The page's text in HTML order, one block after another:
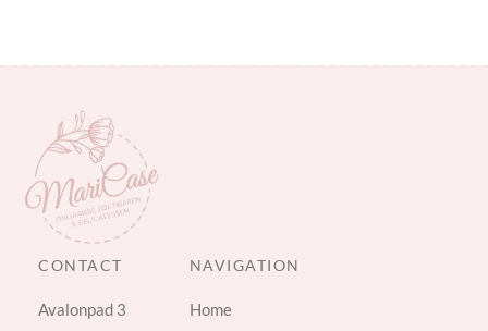
CONTACT
Avalonpad 3
NAVIGATION
Home